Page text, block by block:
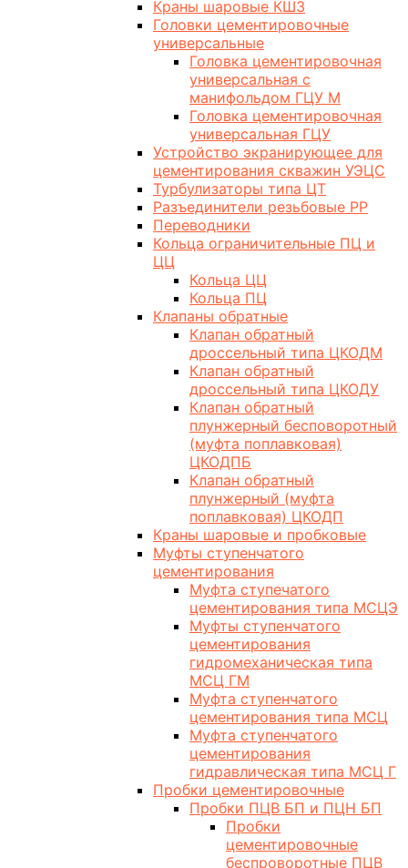
Краны шаровые КШЗ
Головки цементировочные
универсальные
Головка цементировочная
универсальная с
манифольдом ГЦУ М
Головка цементировочная
универсальная ГЦУ
Устройство экранирующее для
цементирования скважин УЭЦС
Турбулизаторы типа ЦТ
Разъединители резьбовые РР
Переводники
Кольца ограничительные ПЦ и
ЦЦ
Кольца ЦЦ
Кольца ПЦ
Клапаны обратные
Клапан обратный
дроссельный типа ЦКОДМ
Клапан обратный
дроссельный типа ЦКОДУ
Клапан обратный
плунжерный бесповоротный
(муфта поплавковая)
ЦКОДПБ
Клапан обратный
плунжерный (муфта
поплавковая) ЦКОДП
Краны шаровые и пробковые
Муфты ступенчатого
цементирования
Муфта ступечатого
цементирования типа МСЦЭ
Муфты ступенчатого
цементирования
гидромеханическая типа
МСЦ ГМ
Муфта ступенчатого
цементирования типа МСЦ
Муфта ступенчатого
цементирования
гидравлическая типа МСЦ Г
Пробки цементировочные
Пробки ПЦВ БП и ПЦН БП
Пробки
цементировочные
беспроворотные ПЦВ